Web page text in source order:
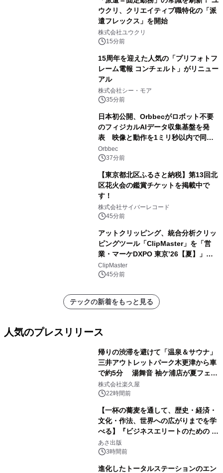
ウクリ、クリエイティブ職特化の「派
遣フレックス」を開始
株式会社ユウクリ
15分前
15周年を迎えた人気の「プリフォトフ
レーム電報 コンチェルト」がリニュー
アル
株式会社シー・モア
35分前
日本初公開、Orbbecがロボット不要
のフィジカルAIデータ収集基盤を発
表 映像と動作を1ミリ秒以内で同
期、約200グラムの試作機をROSCon
JP 2026で実演
Orbbec
37分前
【東京都北区ふるさと納税】第13回北
区花火会の鑑賞チケットを掲載中で
す！
株式会社サイバーレコード
45分前
アットクリッピング、統合分析クリッ
ピングツール「ClipMaster」を「営
業・マーケDXPO 東京’26【夏】」に
出展
ClipMaster
45分前
テックの新着をもっと見る
人気のプレスリリース
帰りの渋滞を避けて「温泉＆サウナ」
三井アウトレットパーク木更津から車
で約5分 湯舞音 袖ケ浦店が夏フェア
メニューを提供
株式会社楽久屋
22時間前
【一杯の蕎麦を通して、歴史・経済・
文化・作法、世界への広がりまでを学
べる】『ビジネスエリートのための 教
養としての蕎麦』2026年8月25日
（火）発売
あさ出版
3時間前
進化したトータルステーションのエン